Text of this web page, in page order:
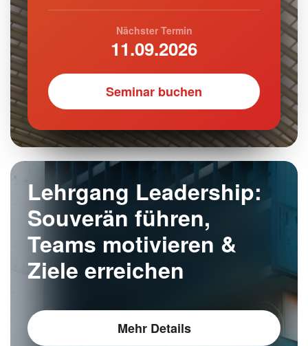
Nächster Termin
11.09.2026
Seminar buchen
Lehrgang Leadership:
Souverän führen,
Teams motivieren &
Ziele erreichen
Mehr Details